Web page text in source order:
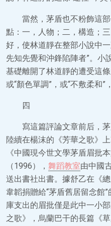
當然，茅盾也不粉飾這
點：一，人物；二，構造；
好，使林道靜在整部小說中
先知先覺和沖鋒陷陣者”。小
基礎離開了林道靜的遭受這
或“顏色單調”，或“不敷柔和”
四
寫這篇評論文章前后，
陸續在楊沫的《芳華之歌》
《中國現今世文學茅盾眉批
（1996）， 舞蹈教室由中國
送出書社出書。據舒乙在《
韋韜捐贈給“茅盾舊居留念館
庫支出的眉批僅是此中一小
之歌》，烏蘭巴干的長篇《